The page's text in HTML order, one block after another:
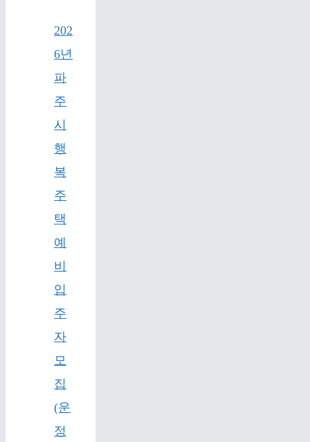
202
6년
파
주
시
행
복
주
택
예
비
입
주
자
모
집
(운
정